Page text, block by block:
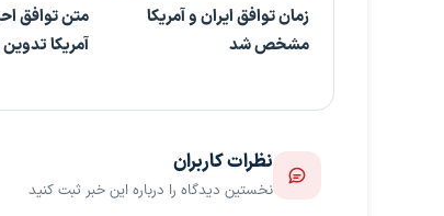
زمان توافق ایران و آمریکا
مشخص شد
متن توافق
آمریکا
نظرات کاربران
نخستین دیدگاه را درباره این خبر ثبت کنید